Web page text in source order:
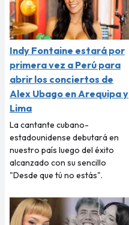
Indy Fontaine estará por
primera vez a Perú para
abrir los conciertos de
Alex Ubago en Arequipa y
Lima
La cantante cubano-
estadounidense debutará en
nuestro país luego del éxito
alcanzado con su sencillo
"Desde que tú no estás".